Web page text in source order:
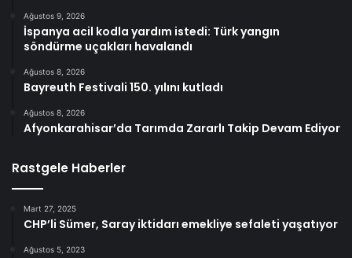
Ağustos 9, 2026
İspanya acil kodla yardım istedi: Türk yangın
söndürme uçakları havalandı
Ağustos 8, 2026
Bayreuth Festivali 150. yılını kutladı
Ağustos 8, 2026
Afyonkarahisar’da Tarımda Zararlı Takip Devam Ediyor
Rastgele Haberler
Mart 27, 2025
CHP’li Sümer, Saray iktidarı emekliye sefaleti yaşatıyor
Ağustos 5, 2023